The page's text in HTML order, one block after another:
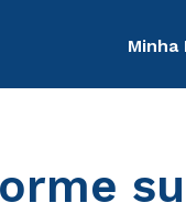
Minha